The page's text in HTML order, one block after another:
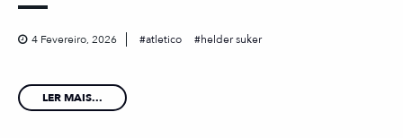
4 Fevereiro, 2026 atletico helder suker
LER MAIS...